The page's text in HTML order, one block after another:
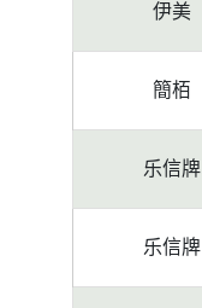
伊美
簡栢
乐信牌
乐信牌